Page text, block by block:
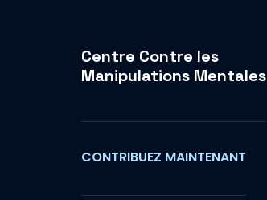
Centre Contre les
Manipulations Mentales
CONTRIBUEZ MAINTENANT